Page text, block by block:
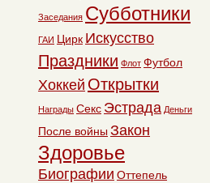
Заседания Субботники
ГАИ Цирк Искусство
Праздники Флот Футбол
Хоккей Открытки
Награды Секс Эстрада Деньги
После войны Закон
Здоровье
Биографии Оттепель